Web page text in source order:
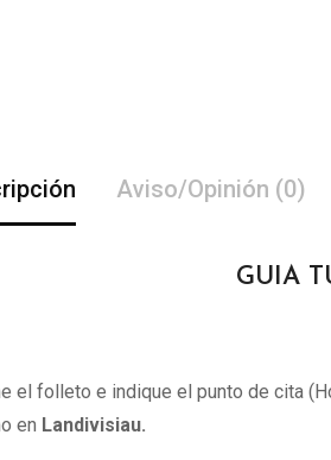
Aviso/Opinión (0)
GUIA
el folleto e indique el punto de cita
en Landivisiau.